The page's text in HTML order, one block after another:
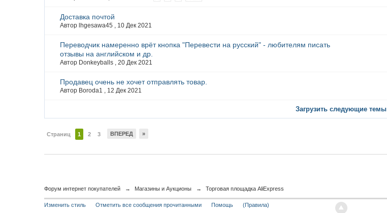
Доставка почтой
Автор lhgesawa45 , 10 Дек 2021
Переводчик намеренно врёт кнопка "Перевести на русский" - любителям писать
отзывы на английском и др.
Автор Donkeyballs ,20 Дек 2021
Продавец очень не хочет отправлять товар.
Автор Boroda1 , 12 Дек 2021
Загрузить следующие темы
Страниц 1 2 3 ВПЕРЕД »
Форум интернет покупателей → Магазины и Аукционы → Торговая площадка AliExpress
Изменить стиль Отметить все сообщения прочитанными Помощь (Правила)